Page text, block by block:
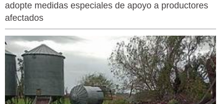
adopte medidas especiales de apoyo a productores
afectados